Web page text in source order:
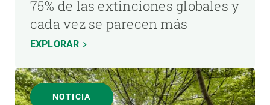
75% de las extinciones globales y
cada vez se parecen más
EXPLORAR
NOTICIA